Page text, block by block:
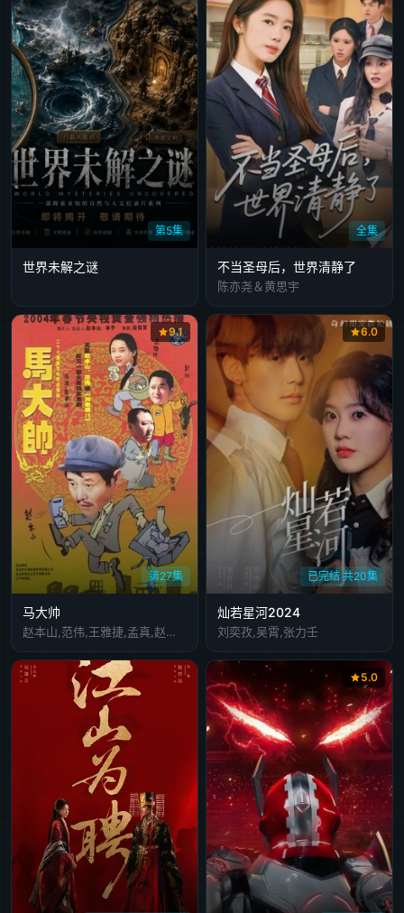
第5集
世界未解之谜
全集
不当圣母后，世界清静了
陈亦尧＆黄思宇
第27集
9.1
马大帅
赵本山,范伟,王雅捷,孟真,赵钢,高明娥,曹佳睿
已完结 共20集
6.0
灿若星河2024
刘奕孜,吴霄,张力壬
5.0